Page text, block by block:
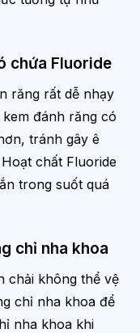
chứa Fluoride
răng rất dễ nhạy
đánh răng có
tránh gây ê
chất Fluoride
trong suốt quá
chỉ nha khoa
chải không thể vệ
chỉ nha khoa để
nha khoa khi